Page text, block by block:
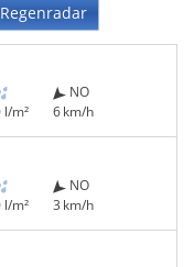
Regenradar
l/m²
NO
6 km/h
l/m²
NO
3 km/h